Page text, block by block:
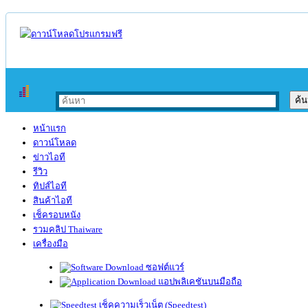
หน้าแรก
ดาวน์โหลด
ข่าวไอที
รีวิว
ทิปส์ไอที
สินค้าไอที
เช็ครอบหนัง
รวมคลิป Thaiware
เครื่องมือ
ซอฟต์แวร์
แอปพลิเคชันบนมือถือ
เช็คความเร็วเน็ต (Speedtest)